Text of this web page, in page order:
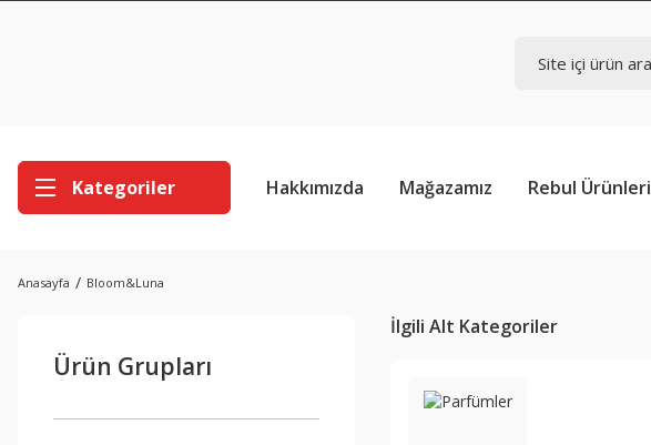
Kategoriler Hakkımızda Mağazamız Rebul Ürünleri
Anasayfa Bloom&Luna
Ürün Grupları
İlgili Alt Kategoriler